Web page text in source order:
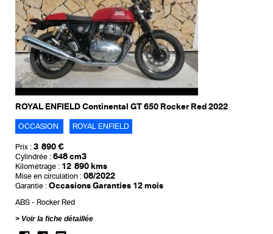
ROYAL ENFIELD Continental GT 650 Rocker Red 2022
OCCASION ROYAL ENFIELD
Prix : 3 890 €
Cylindrée : 648 cm3
Kilométrage : 12 890 kms
Mise en circulation : 08/2022
Garantie : Occasions Garanties 12 mois
ABS
Rocker Red
Voir la fiche détaillée